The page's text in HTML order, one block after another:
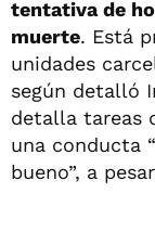
tentativa de
muerte. Está
unidades
según detalló
detalla tareas
una conducta
bueno”, a